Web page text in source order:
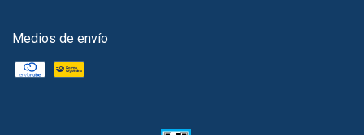
Medios de envío